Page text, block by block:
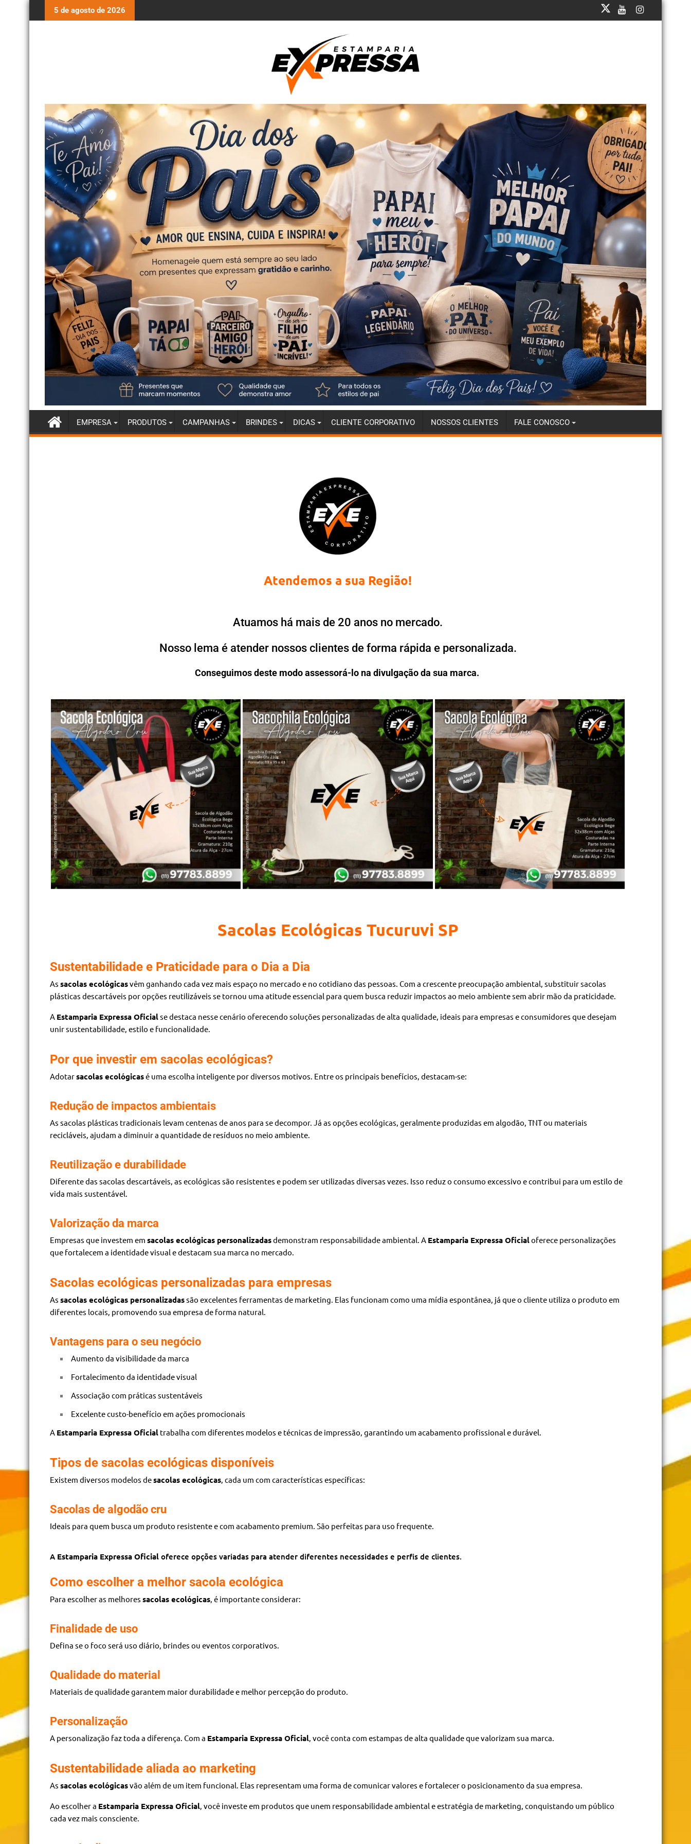
5 de agosto de 2026
EMPRESA PRODUTOS CAMPANHAS BRINDES DICAS CLIENTE CORPORATIVO NOSSOS CLIENTES FALE CONOSCO
Atendemos a sua Região!
Atuamos há mais de 20 anos no mercado.
Nosso lema é atender nossos clientes de forma rápida e personalizada.
Conseguimos deste modo assessorá-lo na divulgação da sua marca.
Sacolas Ecológicas Tucuruvi SP
Sustentabilidade e Praticidade para o Dia a Dia
As sacolas ecológicasvêm ganhando cada vez mais espaço no mercado e no cotidiano das pessoas. Com a crescente preocupação ambiental, substituir sacolas
plásticas descartáveis por opções reutilizáveis se tornou uma atitude essencial para quem busca reduzir impactos ao meio ambiente sem abrir mão da praticidade.
A Estamparia Expressa Oficialse destaca nesse cenário oferecendo soluções personalizadas de alta qualidade, ideais para empresas e consumidores que desejam
unir sustentabilidade, estilo e funcionalidade.
Por que investir em sacolas ecológicas?
Adotarsacolas ecológicasé uma escolha inteligente por diversos motivos. Entre os principais benefícios, destacam-se:
Redução de impactos ambientais
As sacolas plásticas tradicionais levam centenas de anos para se decompor. Já as opções ecológicas, geralmente produzidas em algodão, TNT ou materiais
recicláveis, ajudam a diminuir a quantidade de resíduos no meio ambiente.
Reutilização e durabilidade
Diferente das sacolas descartáveis, as ecológicas são resistentes e podem ser utilizadas diversas vezes. Isso reduz o consumo excessivo e contribui para um estilo de
vida mais sustentável.
Valorização da marca
Empresas que investem em sacolas ecológicas personalizadasdemonstram responsabilidade ambiental. A Estamparia Expressa Oficialoferece personalizações
que fortalecem a identidade visual e destacam sua marca no mercado.
Sacolas ecológicas personalizadas para empresas
As sacolas ecológicas personalizadassão excelentes ferramentas de marketing. Elas funcionam como uma mídia espontânea, já que o cliente utiliza o produto em
diferentes locais, promovendo sua empresa de forma natural.
Vantagens para o seu negócio
Aumento da visibilidade da marca
Fortalecimento da identidade visual
Associação com práticas sustentáveis
Excelente custo-benefício em ações promocionais
A Estamparia Expressa Oficial trabalha com diferentes modelos e técnicas de impressão, garantindo um acabamento profissional e durável.
Tipos de sacolas ecológicas disponíveis
Existem diversos modelos desacolas ecológicas, cada um com características específicas:
Sacolas de algodão cru
Ideais para quem busca um produto resistente e com acabamento premium. São perfeitas para uso frequente.
A Estamparia Expressa Oficial oferece opções variadas para atender diferentes necessidades e perfis de clientes.
Como escolher a melhor sacola ecológica
Para escolher as melhores sacolas ecológicas, é importante considerar:
Finalidade de uso
Defina se o foco será uso diário, brindes ou eventos corporativos.
Qualidade do material
Materiais de qualidade garantem maior durabilidade e melhor percepção do produto.
Personalização
A personalização faz toda a diferença. Com a Estamparia Expressa Oficial, você conta com estampas de alta qualidade que valorizam sua marca.
Sustentabilidade aliada ao marketing
As sacolas ecológicasvão além de um item funcional. Elas representam uma forma de comunicar valores e fortalecer o posicionamento da sua empresa.
Ao escolher a Estamparia Expressa Oficial, você investe em produtos que unem responsabilidade ambiental e estratégia de marketing, conquistando um público
cada vez mais consciente.